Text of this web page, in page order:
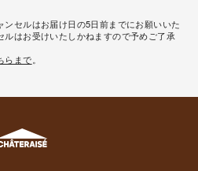
セルはお届け日の5日前までにお願いいた
ルはお受けいたしかねますので予めご了承
らまで